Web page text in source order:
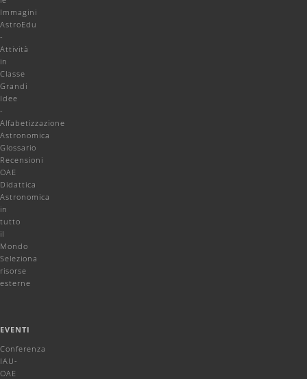
Immagini
AstroEdu
-
Attività
in
Classe
Grandi
Idee
-
Alfabetizzazione
Astronomica
Glossario
Recensioni
OAE
Didattica
Astronomica
in
tutto
il
Mondo
Seleziona
risorse
esterne
EVENTI
Conferenza
IAU-
OAE